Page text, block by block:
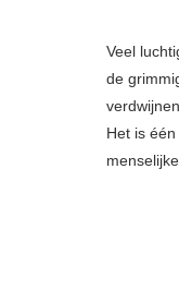
Veel
de
Het is